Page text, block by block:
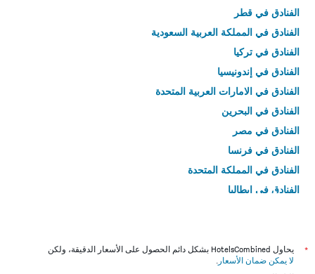
الفنادق في قطر
الفنادق في المملكة العربية السعودية
الفنادق في تركيا
الفنادق في إندونيسيا
الفنادق في الامارات العربية المتحدة
الفنادق في البحرين
الفنادق في مصر
الفنادق في فرنسا
الفنادق في المملكة المتحدة
الفنادق في إيطاليا
*
يحاول HotelsCombined بشكل دائم الحصول على الأسعار الدقيقة، ولكن
لا يمكن ضمان الأسعار .